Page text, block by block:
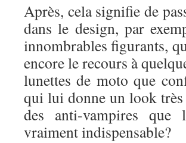
Après, cela signifie de
dans le design, par
innombrables figurants,
encore le recours à
lunettes de moto que
qui lui donne un look très
des anti-vampires que
vraiment indispensable?